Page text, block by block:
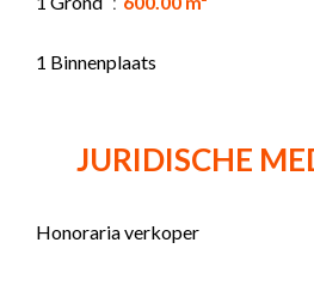
1 Binnenplaats
JURIDISCHE
Honoraria verkoper